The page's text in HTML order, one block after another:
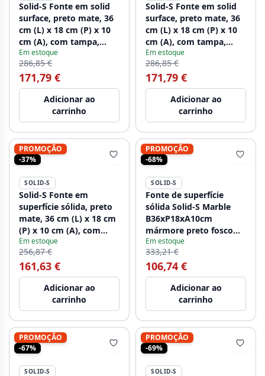
Solid-S Fonte em solid
surface, preto mate, 36
cm (L) x 18 cm (P) x 10
cm (A), com tampa,
modelo à esquerda com
orifício para torneira
1208954158
Em estoque
286,85 €
171,79 €
Adicionar ao
carrinho
Solid-S Fonte em solid
surface, preto mate, 36
cm (L) x 18 cm (P) x 10
cm (A), com tampa,
modelo à direita com
orifício para torneira
1208954163
Em estoque
286,85 €
171,79 €
Adicionar ao
carrinho
PROMOÇÃO
-37%
SOLID-S
Solid-S Fonte em
superfície sólida, preto
mate, 36 cm (L) x 18 cm
(P) x 10 cm (A), com
tampa, modelo à
direita, sem orifício para
torneira, 1208954164
Em estoque
256,87 €
161,63 €
Adicionar ao
carrinho
PROMOÇÃO
-68%
SOLID-S
Fonte de superfície
sólida Solid-S Marble
B36xP18xA10cm
mármore preto fosco
1208953896
Em estoque
333,21 €
106,74 €
Adicionar ao
carrinho
PROMOÇÃO
-67%
SOLID-S
PROMOÇÃO
-69%
SOLID-S